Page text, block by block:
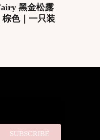
黑金松露
棕色｜一只装
SUBSCRIBE